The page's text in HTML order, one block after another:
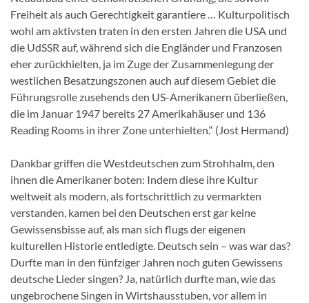
Freiheit als auch Gerechtigkeit garantiere … Kulturpolitisch
wohl am aktivsten traten in den ersten Jahren die USA und
die UdSSR auf, während sich die Engländer und Franzosen
eher zurückhielten, ja im Zuge der Zusammenlegung der
westlichen Besatzungszonen auch auf diesem Gebiet die
Führungsrolle zusehends den US-Amerikanern überließen,
die im Januar 1947 bereits 27 Amerikahäuser und 136
Reading Rooms in ihrer Zone unterhielten.“ (Jost Hermand)
Dankbar griffen die Westdeutschen zum Strohhalm, den
ihnen die Amerikaner boten: Indem diese ihre Kultur
weltweit als modern, als fortschrittlich zu vermarkten
verstanden, kamen bei den Deutschen erst gar keine
Gewissensbisse auf, als man sich flugs der eigenen
kulturellen Historie entledigte. Deutsch sein – was war das?
Durfte man in den fünfziger Jahren noch guten Gewissens
deutsche Lieder singen? Ja, natürlich durfte man, wie das
ungebrochene Singen in Wirtshausstuben, vor allem in